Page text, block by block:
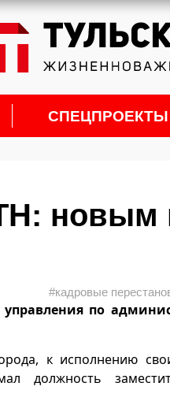
СПЕЦПРОЕКТЫ
новым
#кадровые
по
к исполнению
должность